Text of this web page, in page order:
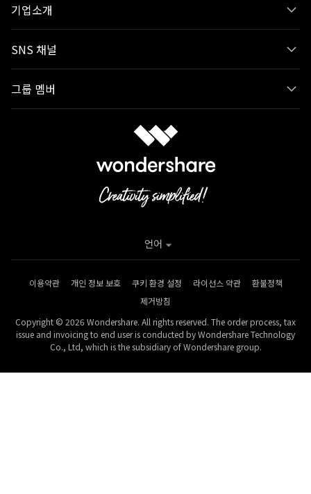
기업소개
SNS 채널
그룹 멤버
이용약관 개인 정보 보호 쿠키 환경 설정 라이선스 약관
환불정책
제거방침
Copyright © 2026 Wondershare. All rights reserved. The order process, tax
issue and invoicing to end user is conducted by Wondershare Technology
Co., Ltd, which is the subsidiary of Wondershare group.
언어